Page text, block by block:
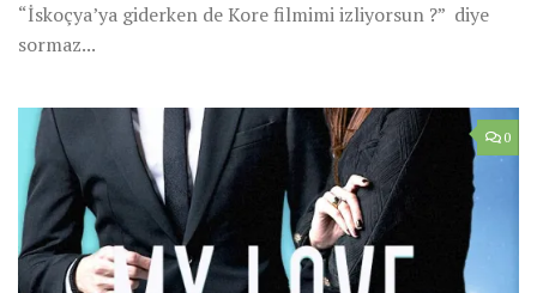
“İskoçya’ya giderken de Kore filmimi izliyorsun ?” diye
sormaz...
0